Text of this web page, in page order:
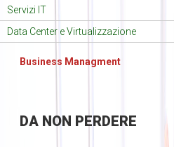
Servizi IT
Data Center e Virtualizzazione
Business Managment
DANON PERDERE